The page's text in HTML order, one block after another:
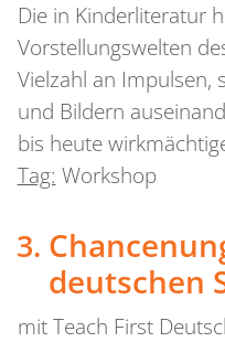
Die in Kinderliteratur
Vorstellungswelten
Vielzahl an Impulsen,
und Bildern
bis heute
Tag: Workshop
deutschen
mit Teach First